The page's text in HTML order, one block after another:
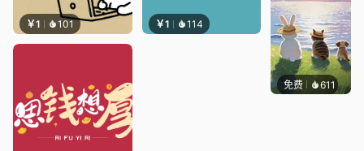
￥1 101 ￥1 114
免费 611渔小小